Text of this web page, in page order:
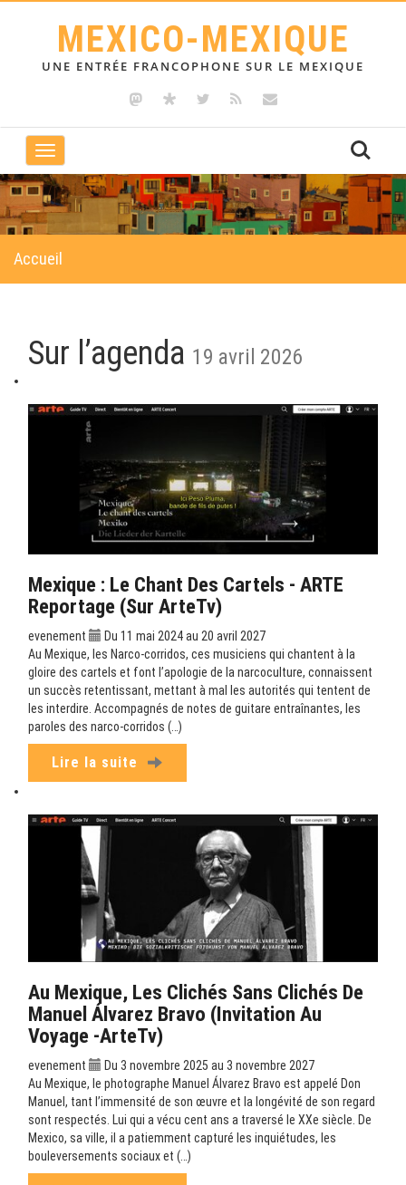
MEXICO-MEXIQUE
UNE ENTRÉE FRANCOPHONE SUR LE MEXIQUE
Toggle
navigation
Accueil
Sur l’agenda 19 avril 2026
Mexique : Le Chant Des Cartels - ARTE
Reportage (sur ArteTv)
evenement
Du 11 mai 2024 au 20 avril 2027
Au Mexique, les Narco-corridos, ces musiciens qui chantent à la
gloire des cartels et font l’apologie de la narcoculture, connaissent
un succès retentissant, mettant à mal les autorités qui tentent de
les interdire. Accompagnés de notes de guitare entraînantes, les
paroles des narco-corridos (…)
Lire la suite
Au Mexique, Les Clichés Sans Clichés De
Manuel Álvarez Bravo (Invitation Au
Voyage -ArteTv)
evenement
Du 3 novembre 2025 au 3 novembre 2027
Au Mexique, le photographe Manuel Álvarez Bravo est appelé Don
Manuel, tant l’immensité de son œuvre et la longévité de son regard
sont respectés. Lui qui a vécu cent ans a traversé le XXe siècle. De
Mexico, sa ville, il a patiemment capturé les inquiétudes, les
bouleversements sociaux et (…)